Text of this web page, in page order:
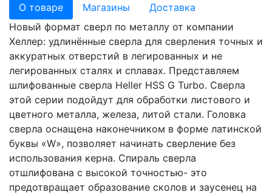
О товаре
Магазины
Доставка
Новый формат сверл по металлу от компании
Хеллер: удлинённые сверла для сверления точных и
аккуратных отверстий в легированных и не
легированных сталях и сплавах. Представляем
шлифованные сверла Heller HSS G Turbo. Сверла
этой серии подойдут для обработки листового и
цветного металла, железа, литой стали. Головка
сверла оснащена наконечником в форме латинской
буквы «W», позволяет начинать сверление без
использования керна. Спираль сверла
отшлифована с высокой точностью- это
предотвращает образование сколов и заусенец на